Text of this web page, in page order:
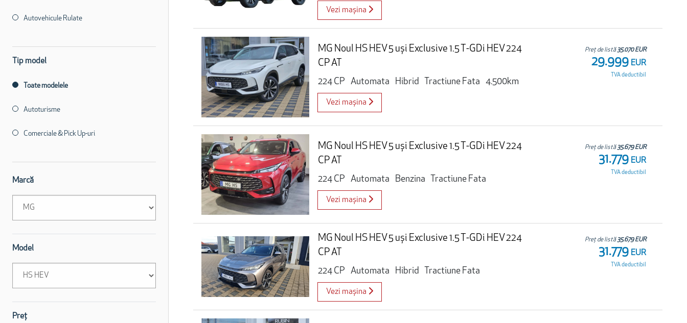
Autovehicule Rulate
Tip model
Toate modelele
Autoturisme
Comerciale & Pick Up-uri
Marcă
Model
Preț
Vezi mașina
MG Noul HS HEV 5 uși Exclusive 1.5 T-GDi HEV 224
CP AT
224 CP
Automata Hibrid Tractiune Fata 4.500km
Preț de listă 35.070 EUR
29.999 EUR
TVA deductibil
Vezi mașina
MG Noul HS HEV 5 uși Exclusive 1.5 T-GDi HEV 224
CP AT
224 CP
Automata Benzina Tractiune Fata
Preț de listă 35.679 EUR
31.779 EUR
TVA deductibil
Vezi mașina
MG Noul HS HEV 5 uși Exclusive 1.5 T-GDi HEV 224
CP AT
224 CP
Automata Hibrid Tractiune Fata
Preț de listă 35.679 EUR
31.779 EUR
TVA deductibil
Vezi mașina